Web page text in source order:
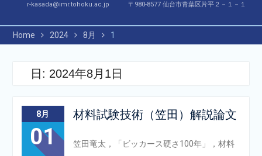
r-kasada@imr.tohoku.ac.jp
〒980-8577 仙台市青葉区片平２－１－１
Home 2024 8月 1
日: 2024年8月1日
8月
01
材料試験技術（笠田）解説論文
笠田竜太，「ビッカース硬さ100年」，材料